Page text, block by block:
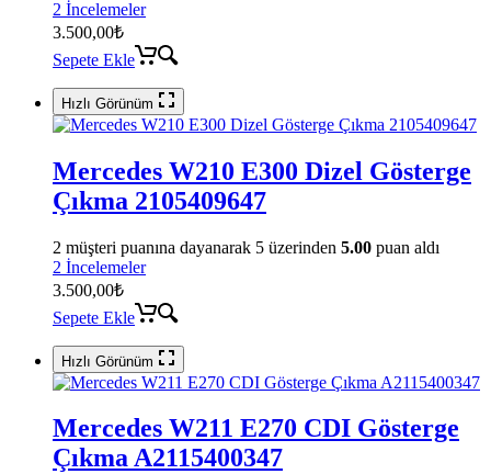
2 İncelemeler
3.500,00₺
Sepete Ekle
Hızlı Görünüm
Mercedes W210 E300 Dizel Gösterge
Çıkma 2105409647
2 müşteri puanına dayanarak 5 üzerinden 5.00 puan aldı
2 İncelemeler
3.500,00₺
Sepete Ekle
Hızlı Görünüm
Mercedes W211 E270 CDI Gösterge
Çıkma A2115400347